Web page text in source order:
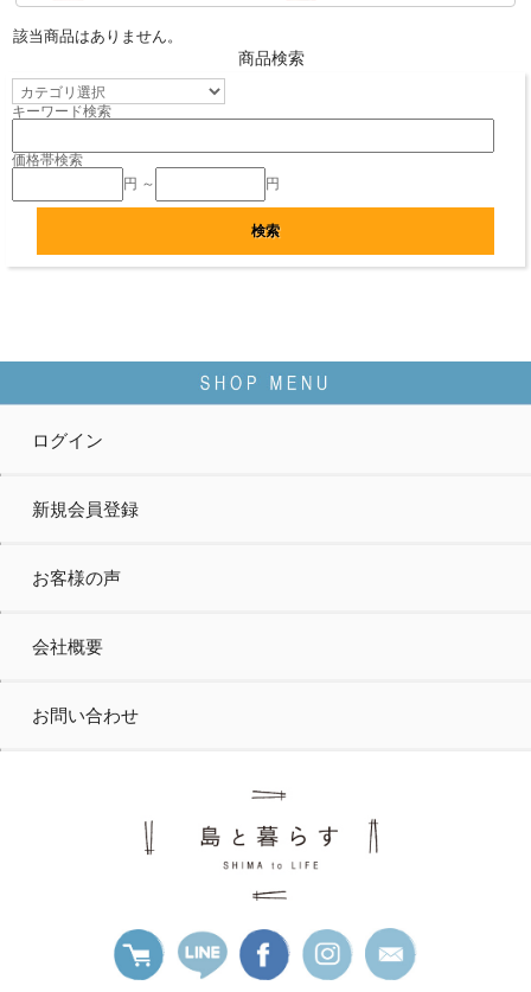
該当商品はありません。
商品検索
キーワード検索
価格帯検索
円 ～
円
ログイン
新規会員登録
お客様の声
会社概要
お問い合わせ